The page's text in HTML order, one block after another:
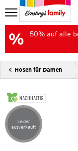
50% auf alle
Hosen für Damen
NACHHALTIG
Artikel leider
Leider
ausverkauft